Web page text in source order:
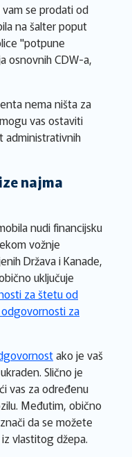
se prodati od
na šalter poput
"potpune
osnovnih CDW-a,
nema ništa za
vas ostaviti
administrativnih
najma
nudi financijsku
vožnje
Država i Kanade,
uključuje
za štetu od
za
ako je vaš
Slično je
vas za određenu
Međutim, obično
da se možete
vlastitog džepa.